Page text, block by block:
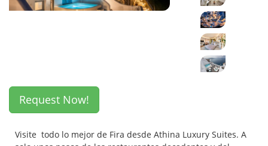
Request Now!
Visite todo lo mejor de Fira desde Athina Luxury Suites. A